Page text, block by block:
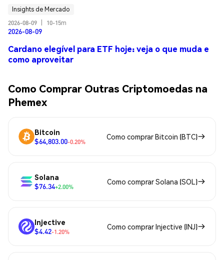
Insights de Mercado
2026-08-09
10-15m
2026-08-09
Cardano elegível para ETF hoje: veja o que muda e
como aproveitar
Como Comprar Outras Criptomoedas na
Phemex
Bitcoin
$64,803.00-0.20%
Como comprar Bitcoin (BTC)
Solana
$76.34+2.00%
Como comprar Solana (SOL)
Injective
$4.42-1.20%
Como comprar Injective (INJ)